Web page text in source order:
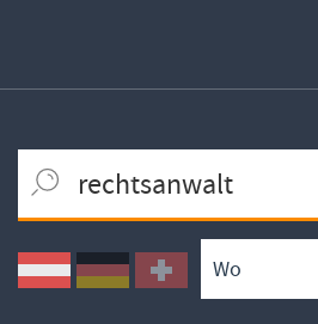
Ortssuche
Umkreissuche
Arbeitsform